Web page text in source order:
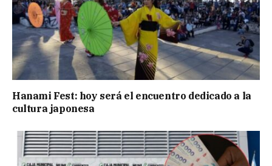
Hanami Fest: hoy será el encuentro dedicado a la
cultura japonesa